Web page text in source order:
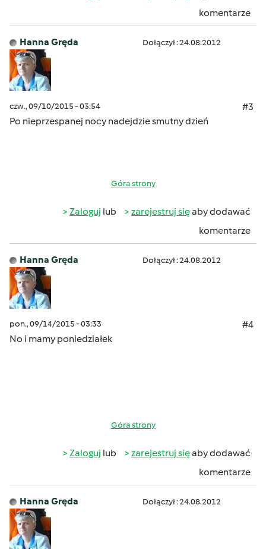
komentarze
Hanna Gręda Dołączył : 24.08.2012
czw., 09/10/2015 - 03:54
#3
Po nieprzespanej nocy nadejdzie smutny dzień
Góra strony
Zaloguj lub zarejestruj sięaby dodawać
komentarze
Hanna Gręda Dołączył : 24.08.2012
pon., 09/14/2015 - 03:33
#4
No i mamy poniedziałek
Góra strony
Zaloguj lub zarejestruj sięaby dodawać
komentarze
Hanna Gręda Dołączył : 24.08.2012